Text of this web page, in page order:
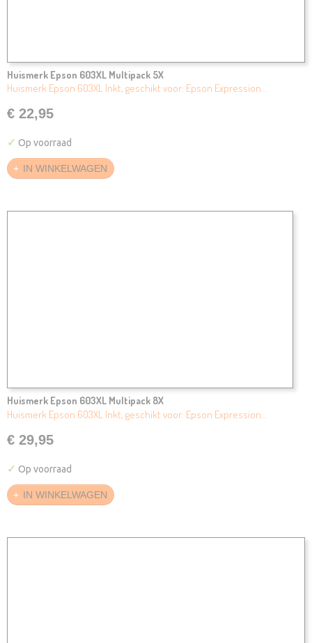
Huismerk Epson 603XL Multipack 5X
Huismerk Epson 603XL Inkt, geschikt voor: Epson Expression…
€ 22,95
✓ Op voorraad
IN WINKELWAGEN
Huismerk Epson 603XL Multipack 8X
Huismerk Epson 603XL Inkt, geschikt voor: Epson Expression…
€ 29,95
✓ Op voorraad
IN WINKELWAGEN